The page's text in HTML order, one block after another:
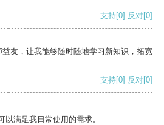
支持[0] 反对[0]
友，让我能够随时随地学习新知识，拓宽
支持[0] 反对[0]
满足我日常使用的需求。